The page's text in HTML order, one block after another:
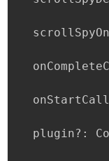
plugin?: